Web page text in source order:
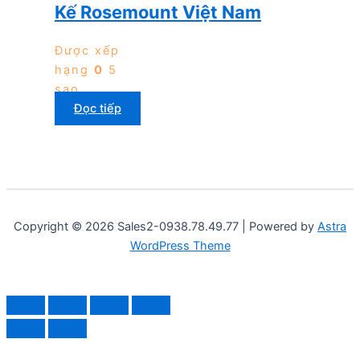
Kế Rosemount Việt Nam
Được xếp
hạng 0 5
sao
Đọc tiếp
Copyright © 2026 Sales2-0938.78.49.77 | Powered by Astra
WordPress Theme